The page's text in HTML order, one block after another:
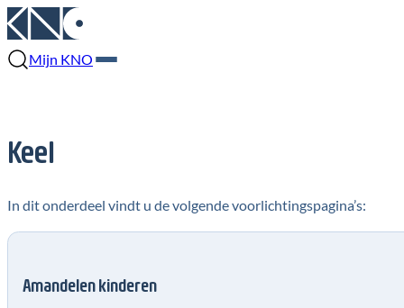
Mijn KNO
Keel
In dit onderdeel vindt u de volgende voorlichtingspagina’s:
Amandelen kinderen